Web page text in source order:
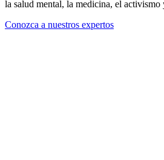
la salud mental, la medicina, el activismo
Conozca a nuestros expertos